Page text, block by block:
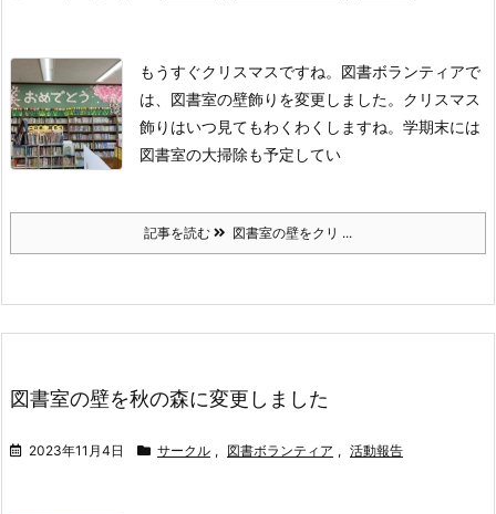
もうすぐクリスマスですね。 図書ボランティアで
は、図書室の壁飾りを変更しました。 クリスマス
飾りはいつ見てもわくわくしますね。 学期末には
図書室の大掃除も予定してい
記事を読む 図書室の壁をクリ ...
図書室の壁を秋の森に変更しました
2023年11月4日 サークル , 図書ボランティア , 活動報告